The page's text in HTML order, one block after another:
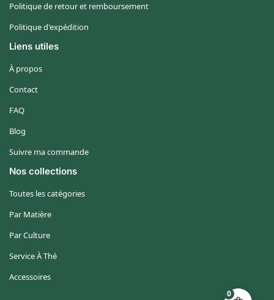
0
Politique de retour et remboursement
Politique d'expédition
Liens utiles
À propos
Contact
FAQ
Blog
Suivre ma commande
Nos collections
Toutes les catégories
Par Matière
Par Culture
Service À Thé
Accessoires